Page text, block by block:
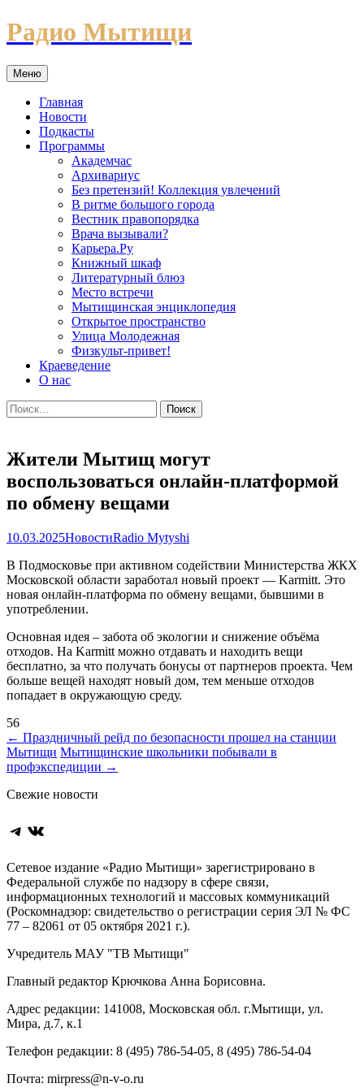
Перейти
к
Радио Мытищи
Меню
Главная
Новости
Подкасты
Программы
Академчас
Архивариус
Без претензий! Коллекция увлечений
В ритме большого города
Вестник правопорядка
Врача вызывали?
Карьера.Ру
Книжный шкаф
Литературный блюз
Место встречи
Мытищинская энциклопедия
Открытое пространство
Улица Молодежная
Физкульт-привет!
Краеведение
О нас
Найти:
Жители Мытищ могут
воспользоваться онлайн‑платформой
по обмену вещами
10.03.2025НовостиRadio Mytyshi
В Подмосковье при активном содействии Министерства ЖКХ
Московской области заработал новый проект — Karmitt. Это
новая онлайн-платформа по обмену вещами, бывшими в
употреблении.
Основная идея – забота об экологии и снижение объёма
отходов. На Karmitt можно отдавать и находить вещи
бесплатно, за что получать бонусы от партнеров проекта. Чем
больше вещей находят новый дом, тем меньше отходов
попадает в окружающую среду.
56
Навигация
по
← Праздничный рейд по безопасности прошел на станции
Мытищи Мытищинские школьники побывали в
профэкспедиции →
Свежие новости
Telegram
ВКонтакте
Сетевое издание «Радио Мытищи» зарегистрировано в
Федеральной службе по надзору в сфере связи,
информационных технологий и массовых коммуникаций
(Роскомнадзор: свидетельство о регистрации серия ЭЛ № ФС
77 – 82061 от 05 октября 2021 г.).
Учредитель МАУ "ТВ Мытищи"
Главный редактор Крючкова Анна Борисовна.
Адрес редакции: 141008, Московская обл. г.Мытищи, ул.
Мира, д.7, к.1
Телефон редакции: 8 (495) 786-54-05, 8 (495) 786-54-04
Почта: mirpress@n-v-o.ru